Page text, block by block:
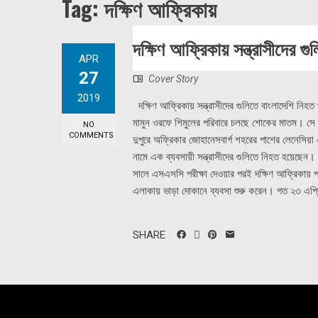
Tag:দক্ষিণ আফ্রিকায়
APR
27
2019
NO
COMMENTS
দক্ষিণ আফ্রিকায় সন্ত্রাসীদের
Cover Story
দক্ষিণ আফ্রিকায় সন্ত্রাসীদের গুলিতে বাংলাদেশি
মামুন ওরফে শিমুলের পরিবারে চলছে শোকের মাতম। সে
দুপুরে অফ্রিকার জোহানেসবার্গ শহরের পাশের
নামে এক ব্যবসায়ী সন্ত্রাসীদের গুলিতে নিহত হয়েছেন।
সালে এসএসসি পরীক্ষা দেওয়ার পরই দক্ষিণ আফ্রিকায়
এলাকায় ভাড়া দোকানে ব্যবসা শুরু করেন। গত ২৩
SHARE